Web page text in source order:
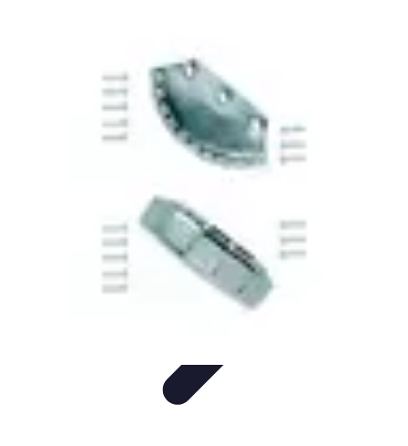
Volley Direct